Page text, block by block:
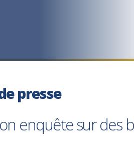
presse
enquête sur des